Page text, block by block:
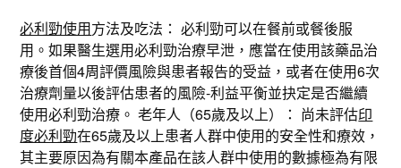
必利勁使用方法及吃法： 必利勁可以在餐前或餐後服
用。如果醫生選用必利勁治療早泄，應當在使用該藥品治
療後首個4周評價風險與患者報告的受益，或者在使用6次
治療劑量以後評估患者的風險-利益平衡並抉定是否繼續
使用必利勁治療。 老年人（65歲及以上）： 尚未評估印
度必利勁在65歲及以上患者人群中使用的安全性和療效，
其主要原因為有關本產品在該人群中使用的數據極為有限